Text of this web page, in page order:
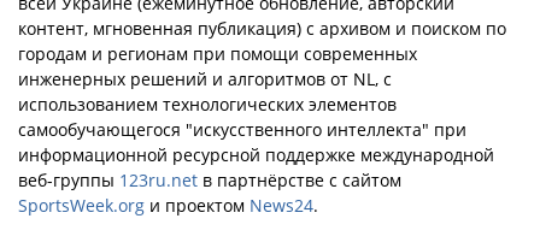
контент, мгновенная публикация) с архивом и поиском по
городам и регионам при помощи современных
инженерных решений и алгоритмов от NL, с
использованием технологических элементов
самообучающегося "искусственного интеллекта" при
информационной ресурсной поддержке международной
веб-группы 123ru.net в партнёрстве с сайтом
SportsWeek.org и проектом News24.